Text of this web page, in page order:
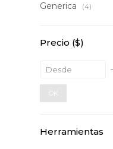
Generica (4)
Precio ($)
OK
Herramientas